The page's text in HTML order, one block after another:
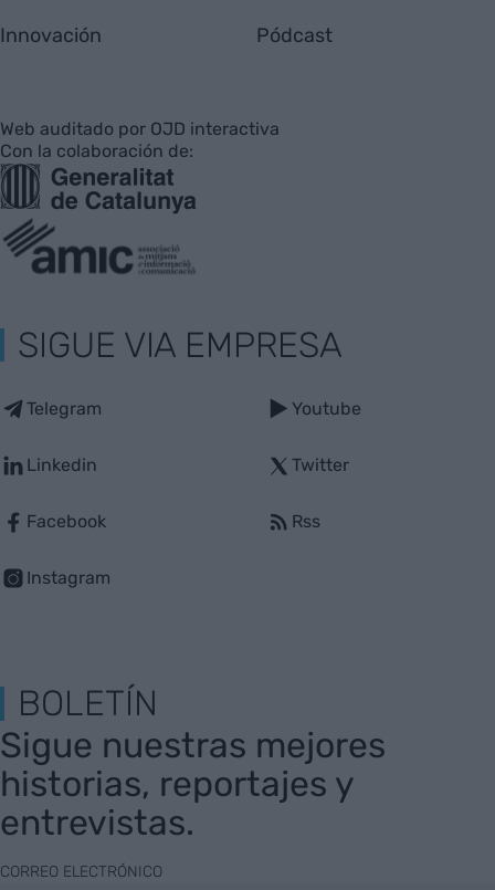
Innovación Pódcast
Web auditado por OJD interactiva
Con la colaboración de:
SIGUE VIA EMPRESA
Telegram
Linkedin
Facebook
Instagram
Youtube
Twitter
Rss
BOLETÍN
Sigue nuestras mejores
historias, reportajes y
entrevistas.
CORREO ELECTRÓNICO